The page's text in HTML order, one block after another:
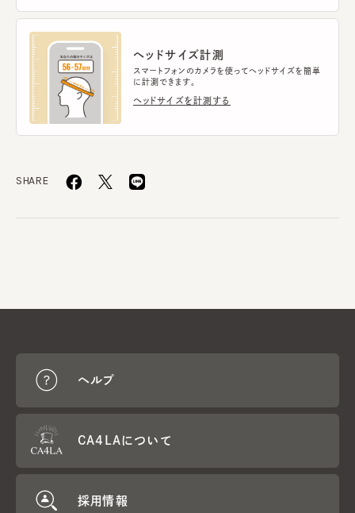
ヘッドサイズ計測
スマートフォンのカメラを使ってヘッドサイズを簡単
に計測できます。
ヘッドサイズを計測する
SHARE
ヘルプ
CA4LAについて
採用情報